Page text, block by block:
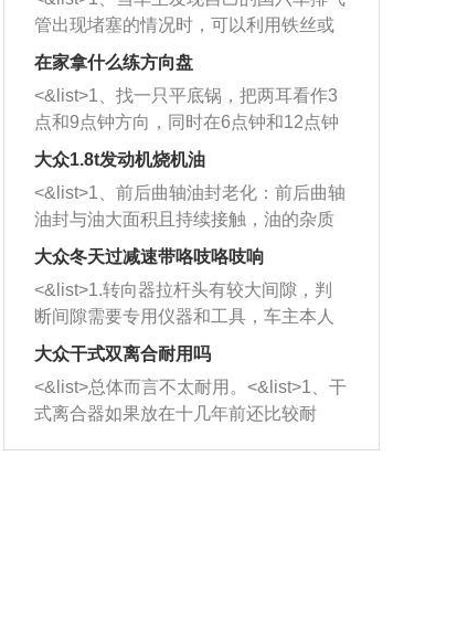
管出现堵塞的情况时，可以利用铁丝或
者是细棍，直接将杂物给取出来，如果
堵塞情况比较严重，也可以采取应急措
施。 <&list>2、直接利用木棍将所有的
杂物推到排气管里面的位置处，然后将
三元催化器拆解开，就可以将堵塞的东
西取出来。但如果是因为积碳过多引起
的堵塞，就需要将三元催化器泡在草酸
洗剂对堵塞的情况得到解决，将清洗剂
放在燃油箱中，与燃油混合后，车辆启
动时，就可以和汽油一起进入到燃烧
室，最后形成废气排出，就可以让三元
催化器得到清洗，排气管堵塞的情况就
能够得到解决。
在家拿什么练方向盘
<&list>1、找一只平底锅，把两耳看作3
点和9点钟方向，同时在6点钟和12点钟
方向做一个标记。 <&list>2、双手握住
一圈半的练习，往右同样也要打相同的
圈数。 <&list>3、最后强调要反复练
习，这样就可以形成肌肉记忆，在真实
驾驶车辆时，不需要记忆也能打好方
向。
大众1.8t发动机烧机油
<&list>1、前后曲轴油封老化：前后曲轴
油封与油大面积且持续接触，油的杂质
和发动机内持续温度变化使其密封效果
逐渐减弱，导致渗油或漏油。<&list>2、
活塞间隙过大：积碳会使活塞环与缸体
的间隙扩大，导致机油流入燃烧室中，
造成烧机油。<&list>3、机油粘度。使用
机油粘度过小的话，同样会有烧机油现
象，机油粘度过小具有很好的流动性，
大众冬天过减速带咯吱咯吱响
<&list>1.转向器拉杆头有较大间隙，判
断间隙需要专用仪器和工具，车主本人
无法制作，需要将车辆送到修理厂或4s
店；<&list>2.车辆半轴套管防尘罩破
裂，破裂后会出现漏油现象，使半轴磨
损严重，磨损的半轴容易损坏，产生异
响；<&list>3.稳定器的转向胶套和球头
大众干式双离合耐用吗
<&list>总体而言不太耐用。<&list>1、干
式离合器如果放在十几年前还比较耐